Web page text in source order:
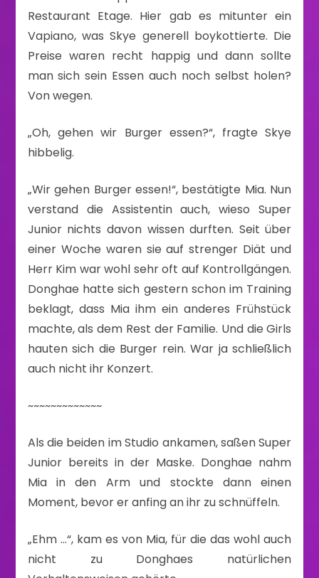
Restaurant Etage. Hier gab es mitunter ein
Vapiano, was Skye generell boykottierte. Die
Preise waren recht happig und dann sollte
man sich sein Essen auch noch selbst holen?
Von wegen.
„Oh, gehen wir Burger essen?“, fragte Skye
hibbelig.
„Wir gehen Burger essen!“, bestätigte Mia. Nun
verstand die Assistentin auch, wieso Super
Junior nichts davon wissen durften. Seit über
einer Woche waren sie auf strenger Diät und
Herr Kim war wohl sehr oft auf Kontrollgängen.
Donghae hatte sich gestern schon im Training
beklagt, dass Mia ihm ein anderes Frühstück
machte, als dem Rest der Familie. Und die Girls
hauten sich die Burger rein. War ja schließlich
auch nicht ihr Konzert.
~~~~~~~~~~~~~
Als die beiden im Studio ankamen, saßen Super
Junior bereits in der Maske. Donghae nahm
Mia in den Arm und stockte dann einen
Moment, bevor er anfing an ihr zu schnüffeln.
„Ehm …“, kam es von Mia, für die das wohl auch
nicht zu Donghaes natürlichen